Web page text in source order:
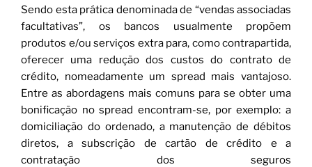
Sendo esta prática denominada de “vendas associadas
facultativas”, os bancos usualmente propõem
produtos e/ou serviços extra para, como contrapartida,
oferecer uma redução dos custos do contrato de
crédito, nomeadamente um spread mais vantajoso.
Entre as abordagens mais comuns para se obter uma
bonificação no spread encontram-se, por exemplo: a
domiciliação do ordenado, a manutenção de débitos
diretos, a subscrição de cartão de crédito e a
contratação dos seguros